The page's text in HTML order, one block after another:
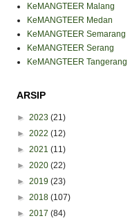
KeMANGTEER Malang
KeMANGTEER Medan
KeMANGTEER Semarang
KeMANGTEER Serang
KeMANGTEER Tangerang
ARSIP
► 2023 (21)
► 2022 (12)
► 2021 (11)
► 2020 (22)
► 2019 (23)
► 2018 (107)
► 2017 (84)